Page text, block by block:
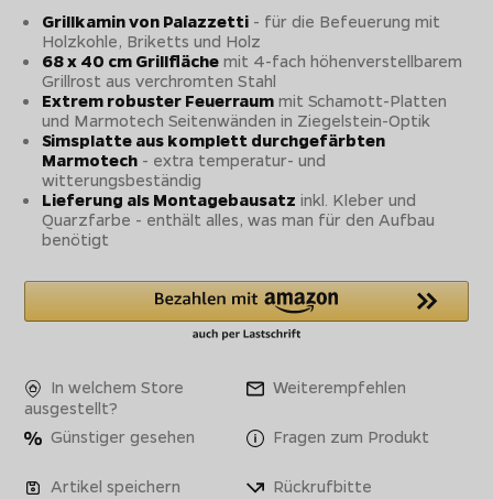
Grillkamin von Palazzetti - für die Befeuerung mit
Holzkohle, Briketts und Holz
68 x 40 cm Grillfläche mit 4-fach höhenverstellbarem
Grillrost aus verchromten Stahl
Extrem robuster Feuerraum mit Schamott-Platten
und Marmotech Seitenwänden in Ziegelstein-Optik
Simsplatte aus komplett durchgefärbten
Marmotech - extra temperatur- und
witterungsbeständig
Lieferung als Montagebausatz inkl. Kleber und
Quarzfarbe - enthält alles, was man für den Aufbau
benötigt
In welchem Store
ausgestellt?
Weiterempfehlen
Günstiger gesehen Fragen zum Produkt
Artikel speichern Rückrufbitte